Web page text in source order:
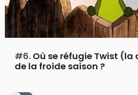
#6. Où se réfugie Twist (la
de la froide saison ?